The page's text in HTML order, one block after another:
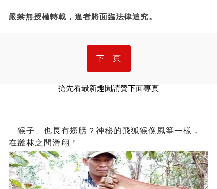
嚴禁無授權轉載，違者將面臨法律追究。
下一頁
搶先看最新趣聞請贊下面專頁
「猴子」也長有翅膀？神秘的飛狐猴像風箏一樣，
在叢林之間滑翔！